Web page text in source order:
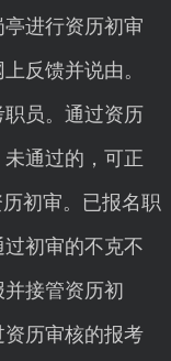
进行资历初审
反馈并说由。
员。通过资历
通过的，可正
初审。已报名职
初审的不克不
接管资历初
历审核的报考